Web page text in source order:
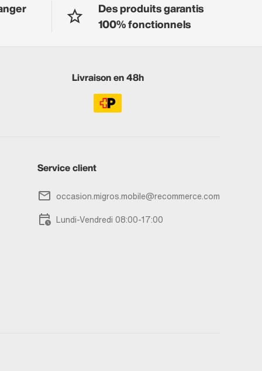
Des produits garantis
100% fonctionnels
Livraison en 48h
Service client
occasion.migros.mobile@recommerce.com
Lundi-Vendredi 08:00-17:00